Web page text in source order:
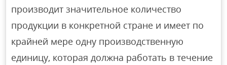
производит значительное количество
продукции в конкретной стране и имеет по
крайней мере одну производственную
единицу, которая должна работать в течение